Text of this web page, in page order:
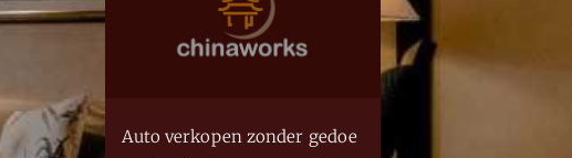
Auto verkopen zonder gedoe